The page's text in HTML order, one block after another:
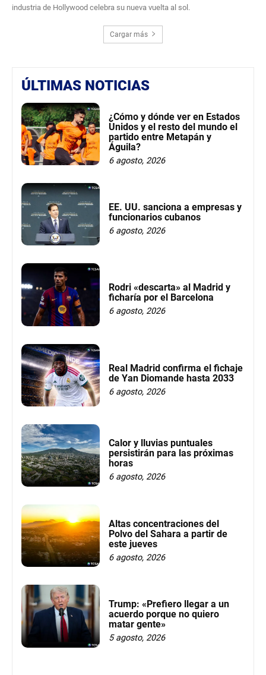
industria de Hollywood celebra su nueva vuelta al sol.
Cargar más
ÚLTIMAS NOTICIAS
¿Cómo y dónde ver en Estados
Unidos y el resto del mundo el
partido entre Metapán y
Águila?
6 agosto, 2026
EE. UU. sanciona a empresas y
funcionarios cubanos
6 agosto, 2026
Rodri «descarta» al Madrid y
ficharía por el Barcelona
6 agosto, 2026
Real Madrid confirma el fichaje
de Yan Diomande hasta 2033
6 agosto, 2026
Calor y lluvias puntuales
persistirán para las próximas
horas
6 agosto, 2026
Altas concentraciones del
Polvo del Sahara a partir de
este jueves
6 agosto, 2026
Trump: «Prefiero llegar a un
acuerdo porque no quiero
matar gente»
5 agosto, 2026